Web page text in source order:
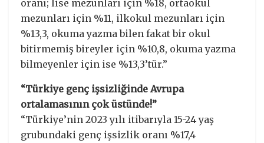
oranı; lise mezunları için %18, ortaokul
mezunları için %11, ilkokul mezunları için
%13,3, okuma yazma bilen fakat bir okul
bitirmemiş bireyler için %10,8, okuma yazma
bilmeyenler için ise %13,3’tür.”
“Türkiye genç işsizliğinde Avrupa
ortalamasının çok üstünde!”
“Türkiye’nin 2023 yılı itibarıyla 15-24 yaş
grubundaki genç işsizlik oranı %17,4